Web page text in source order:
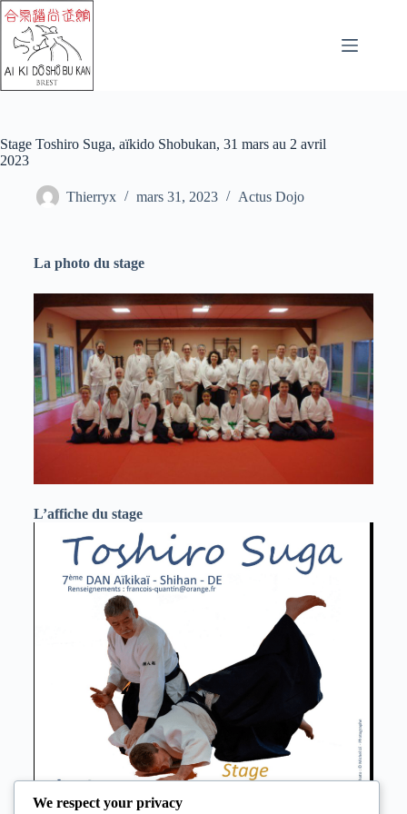
Stage Toshiro Suga, aïkido Shobukan, 31 mars au 2 avril
2023
Thierryx mars 31, 2023 Actus Dojo
La photo du stage
L’affiche du stage
We respect your privacy